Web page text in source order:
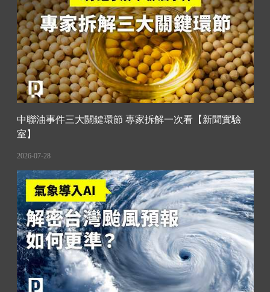
術
中聯油事件三大關鍵環節 專家拆解一次看【新聞實驗
室】
2026-07-28